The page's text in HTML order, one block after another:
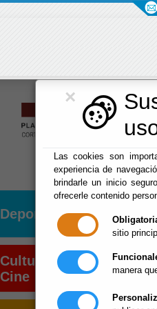
×
Las cookies son
experiencia de
brindarle un inicio
ofrecerle contenido
sitio
manera
Deportes
Cultura y
Cine